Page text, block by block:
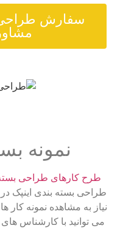
سفارش طراحی
نمونه
طرح‌ کارهای طراحی
طراحی بسته بندی اینپک
نیاز به مشاهده نمونه کار
می توانید با کارشناس